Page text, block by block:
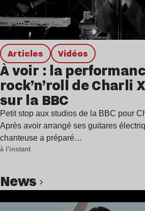
Articles Vidéos
À voir : la
rock’n’roll de Charli
sur la BBC
Petit stop aux studios de la BBC pour
Après avoir arrangé ses guitares
chanteuse a préparé…
à l'instant
news